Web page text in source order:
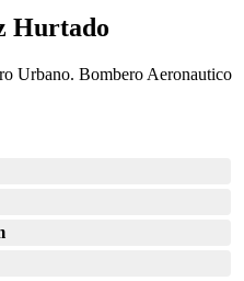
Hurtado
Urbano. Bombero Aeronautico